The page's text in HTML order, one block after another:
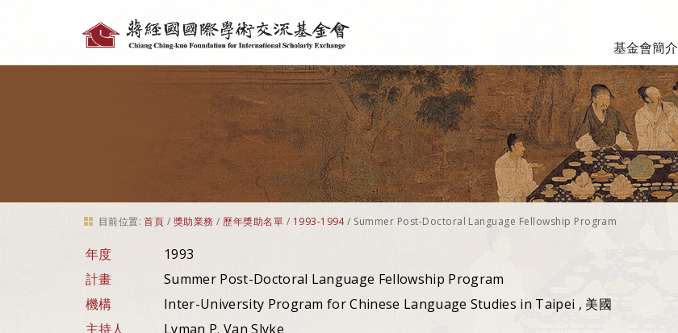
具
基金會簡介
目前位置: 首頁 / 獎助業務 / 歷年獎助名單 / 1993-1994 / Summer Post-Doctoral Language Fellowship Program
年度
1993
計畫
Summer Post-Doctoral Language Fellowship Program
機構
Inter-University Program for Chinese Language Studies in Taipei , 美國
主持人
Lyman P. Van Slyke